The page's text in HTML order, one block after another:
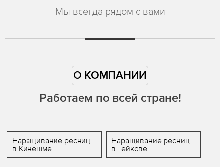
Мы всегда рядом с вами
О КОМПАНИИ
Работаем по всей стране!
Наращивание ресниц
в Кинешме
Наращивание ресниц
в Тейкове